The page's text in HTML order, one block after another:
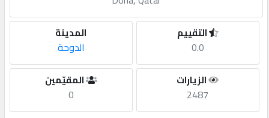
اعلانك
اشتراك
المدينة
الدوحة
التقييم
0.0
المقيّمين
0
الزيارات
2487